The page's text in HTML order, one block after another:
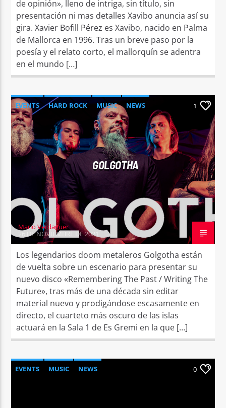
de opinión», lleno de intriga, sin título, sin
presentación ni mas detalles Xavibo anuncia así su
gira. Xavier Bofill Pérez es Xavibo, nacido en Palma
de Mallorca en 1996. Tras un breve paso por la
poesía y el relato corto, el mallorquín se adentra
en el mundo […]
EVENTS HARD ROCK MUSIC NEWS 1
GOLGOTHA
Mario Verdaguer
26 DE NOVIEMBRE DE 2021
Los legendarios doom metaleros Golgotha están
de vuelta sobre un escenario para presentar su
nuevo disco «Remembering The Past / Writing The
Future», tras más de una década sin editar
material nuevo y prodigándose escasamente en
directo, el cuarteto más oscuro de las islas
actuará en la Sala 1 de Es Gremi en la que […]
EVENTS MUSIC NEWS 0